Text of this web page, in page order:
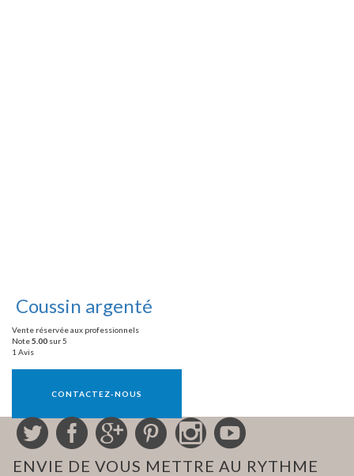
Coussin argenté
Vente réservée aux professionnels
Note5.00 sur 5
1 Avis
CONTACTEZ-NOUS
ENVIE DE VOUS METTRE AU RYTHME